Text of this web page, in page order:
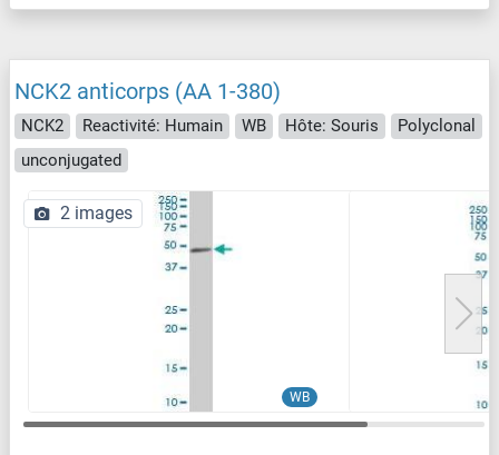
NCK2 anticorps (AA 1-380)
NCK2 Reactivité: Humain WB Hôte: Souris
Polyclonal
unconjugated
WB
2 images